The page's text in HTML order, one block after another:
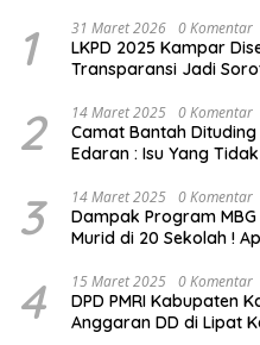
1 31 Maret 2026 0 Komentar
LKPD 2025 Kampar
Transparansi Jadi
2 14 Maret 2025 0 Komentar
Camat Bantah
Edaran : Isu Yang
3 14 Maret 2025 0 Komentar
Dampak Program
Murid di 20 Sekolah !
4 15 Maret 2025 0 Komentar
DPD PMRI Kabupaten
Anggaran DD di Lipat